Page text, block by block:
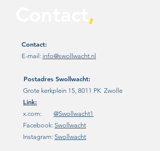
,
Contact:
E-mail: info@swollwacht.nl
Postadres Swollwacht:
Grote kerkplein 15, 8011 PK Zwolle
Link:
x.com: @Swollwacht1
Facebook: Swollwacht
Instagram: Swollwacht